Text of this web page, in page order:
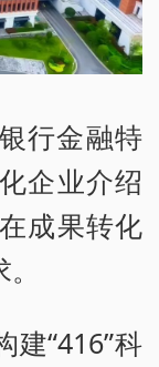
行金融特
企业介绍
成果转化
建“416”科